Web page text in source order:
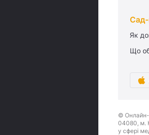
Як
Що
© Онлайн-
04080, м.
у сфері